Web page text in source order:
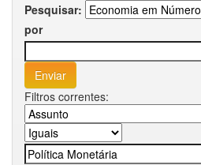
Pesquisar:
por
Filtros correntes: